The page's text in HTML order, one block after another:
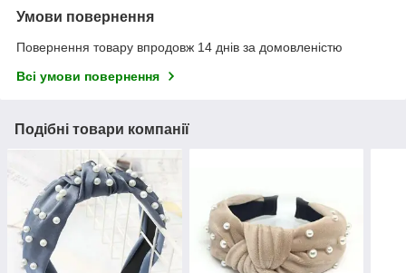
Умови повернення
Повернення товару впродовж 14 днів за домовленістю
Всі умови повернення
Подібні товари компанії